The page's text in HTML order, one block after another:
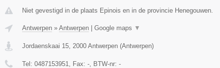
Niet gevestigd in de plaats Epinois en in de provincie Henegouwen.
Antwerpen » Antwerpen | Google maps ▼
Jordaenskaai 15 2000 Antwerpen (Antwerpen)
Tel: 0487153951 , Fax: - , BTW-nr: -